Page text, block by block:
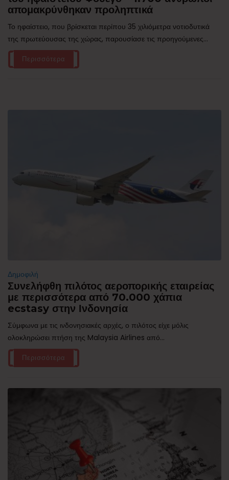
απομακρύνθηκαν προληπτικά
Το ηφαίστειο, που βρίσκεται περίπου 35 χιλιόμετρα νοτιοδυτικά
της πρωτεύουσας της χώρας, παρουσίασε τις προηγούμενες...
Περισσότερα
Δημοφιλή
Συνελήφθη πιλότος αεροπορικής εταιρείας
με περισσότερα από 70.000 χάπια
ecstasy στην Ινδονησία
Σύμφωνα με τις ινδονησιακές αρχές, ο πιλότος είχε μόλις
ολοκληρώσει πτήση της Malaysia Airlines από...
Περισσότερα